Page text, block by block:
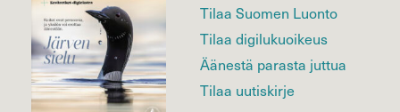
Tilaa Suomen Luonto
Tilaa digilukuoikeus
Äänestä parasta juttua
Tilaa uutiskirje